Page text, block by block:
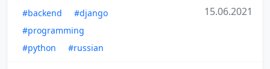
#backend
#django
#programming
#python
#russian
15.06.2021